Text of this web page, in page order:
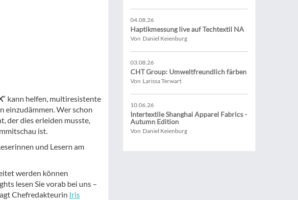
“ kann helfen, multiresistente
einzudämmen. Wer schon
der dies erleiden musste,
ist.
und Lesern am
werden können
lesen Sie vorab bei uns –
Chefredakteurin Iris
04.08.26
Haptikmessung live auf Techtextil NA
Von Daniel Keienburg
03.08.26
CHT Group: Umweltfreundlich färben
Von Larissa Terwart
10.06.26
Intertextile Shanghai Apparel Fabrics -
Autumn Edition
Von Daniel Keienburg